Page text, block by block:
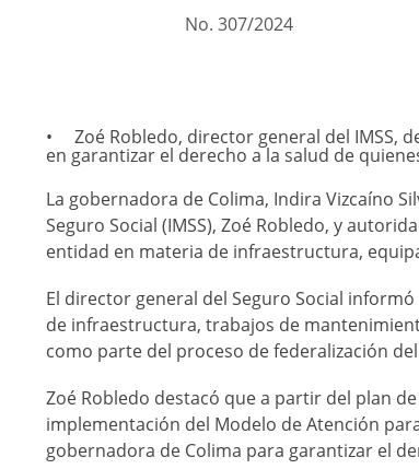
No. 307/2024
Zoé Robledo, director general del IMSS,
en garantizar el derecho a la salud de
La gobernadora de Colima, Indira Vizcaíno
Seguro Social (IMSS), Zoé Robledo, y
entidad en materia de infraestructura,
El director general del Seguro Social
de infraestructura, trabajos de
como parte del proceso de federalización
Zoé Robledo destacó que a partir del plan
implementación del Modelo de Atención
gobernadora de Colima para garantizar el